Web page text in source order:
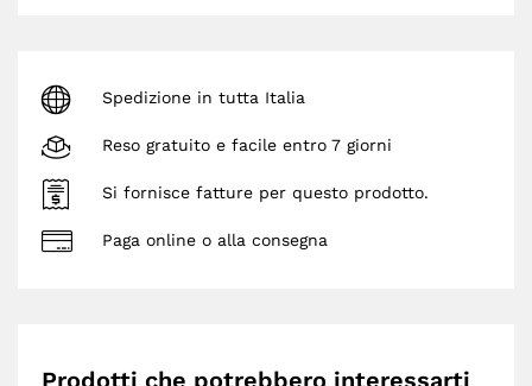
Spedizione in tutta Italia
Reso gratuito e facile entro 7 giorni
Si fornisce fatture per questo prodotto.
Paga online o alla consegna
Prodotti che potrebbero interessarti